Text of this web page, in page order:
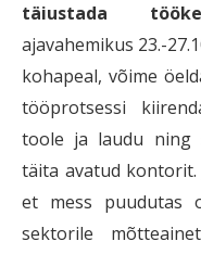
täiustada
ajavahemikus 23.-
kohapeal, võime
tööprotsessi
toole ja laudu ning
täita avatud kontorit.
et mess puudutas
sektorile